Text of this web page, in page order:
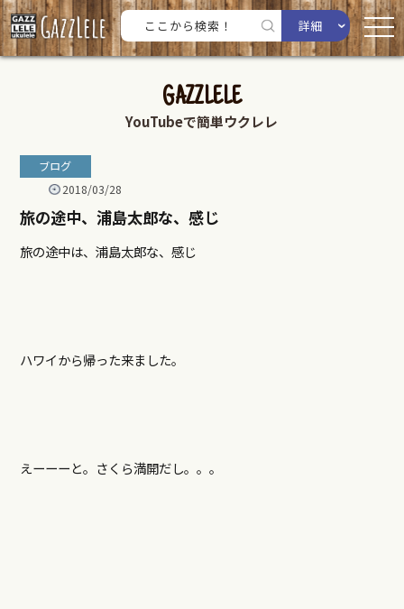
詳細
GAZZLELE
YouTubeで簡単ウクレレ
ブログ
2018/03/28
旅の途中、浦島太郎な、感じ
旅の途中は、浦島太郎な、感じ
ハワイから帰った来ました。
えーーーと。さくら満開だし。。。